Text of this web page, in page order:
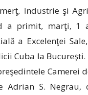
Industrie şi
a primit, marţi, 1
a Excelenţei
Cuba la Bucureşti.
Camerei
S. Negrau,